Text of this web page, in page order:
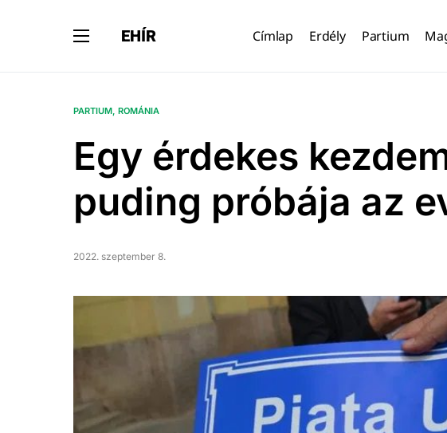
EHÍR Címlap Erdély Partium
PARTIUM ROMÁNIA
Egy érdekes
puding próbája az
2022. szeptember 8.